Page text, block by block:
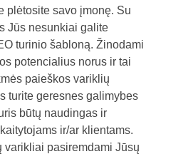
plėtosite savo įmonę. Su
Jūs nesunkiai galite
turinio šabloną. Žinodami
potencialius norus ir tai
paieškos variklių
turite geresnes galimybes
būtų naudingas ir
ir/ar klientams.
varikliai pasiremdami Jūsų